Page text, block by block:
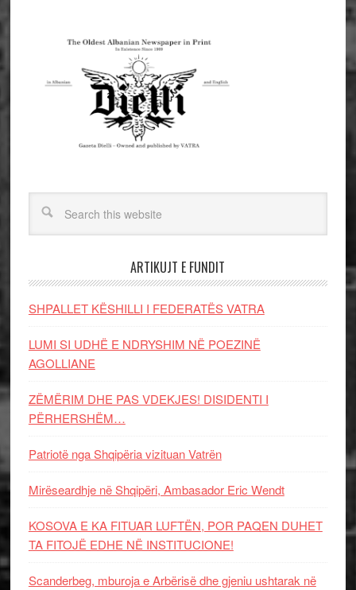
ARTIKUJT E FUNDIT
SHPALLET KËSHILLI I FEDERATËS VATRA
LUMI SI UDHË E NDRYSHIM NË POEZINË
AGOLLIANE
ZËMËRIM DHE PAS VDEKJES! DISIDENTI I
PËRHERSHËM…
Patriotë nga Shqipëria vizituan Vatrën
Mirëseardhje në Shqipëri, Ambasador Eric Wendt
KOSOVA E KA FITUAR LUFTËN, POR PAQEN DUHET
TA FITOJË EDHE NË INSTITUCIONE!
Scanderbeg, mburoja e Arbërisë dhe gjeniu ushtarak në